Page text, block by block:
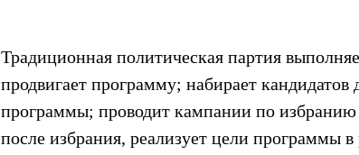
Традиционная политическая партия
продвигает программу; набирает кандидатов
программы; проводит кампании по
после избрания, реализует цели программы в